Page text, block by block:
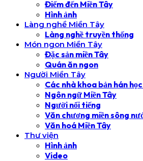
Điểm đến Miền Tây
Hình ảnh
Làng nghề Miền Tây
Làng nghề truyền thống
Món ngon Miền Tây
Đặc sản miền Tây
Quán ăn ngon
Người Miền Tây
Các nhà khoa bản hán
Ngôn ngữ Miền Tây
Người nổi tiếng
Văn chương miền sông
Văn hoá Miền Tây
Thư viện
Hình ảnh
Video